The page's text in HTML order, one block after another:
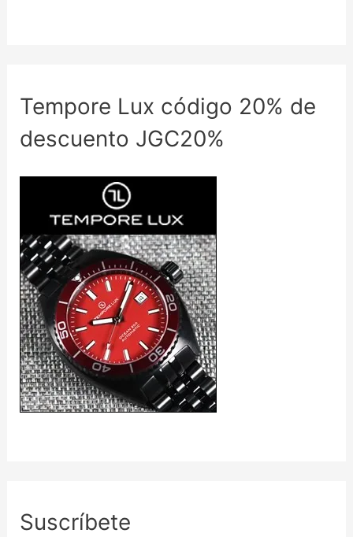
Tempore Lux código 20% de
descuento JGC20%
Suscríbete